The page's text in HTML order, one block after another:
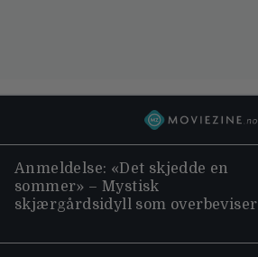
Anmeldelse: «Det skjedde en
sommer» – Mystisk
skjærgårdsidyll som overbeviser